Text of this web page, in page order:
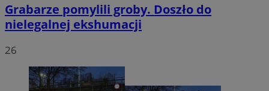
Grabarze pomylili groby. Doszło do
nielegalnej ekshumacji
26